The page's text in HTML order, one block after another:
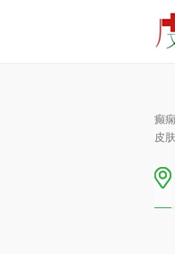
癫痫
皮